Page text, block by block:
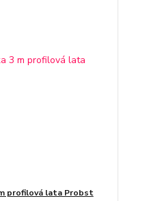
profilová lata Probst